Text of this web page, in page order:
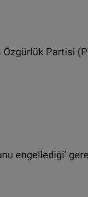
Özgürlük Partisi
engellediği’